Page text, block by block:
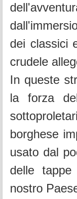
dei classici
crudele
In queste
la forza
borghese
usato dal
delle
nostro